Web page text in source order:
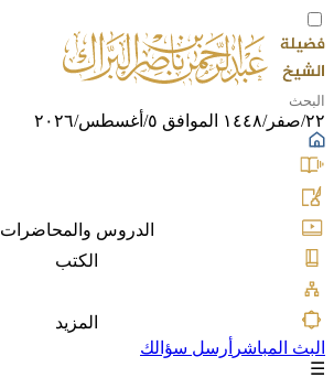
٢٢/صفر/١٤٤٨ الموافق ٥/أغسطس/٢٠٢٦
الدروس والمحاضرات
الكتب
المزيد
البث المباشر أرسل سؤالك
☰